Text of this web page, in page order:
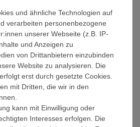
und ähnliche Technologien auf
verarbeiten personenbezogene
unserer Webseite (z.B. IP-
und Anzeigen zu
von Drittanbietern einzubinden
Website zu analysieren. Die
erst durch gesetzte Cookies.
mit Dritten, die wir in den
kann mit Einwilligung oder
Interesses erfolgen. Die